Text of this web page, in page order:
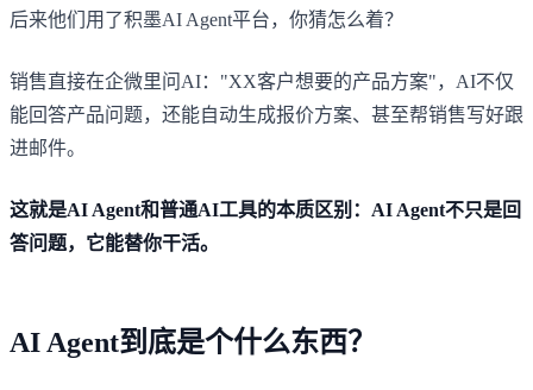
后来他们用了积墨AI Agent平台，你猜怎么着？
销售直接在企微里问AI："XX客户想要的产品方案"，AI不仅
能回答产品问题，还能自动生成报价方案、甚至帮销售写好跟
进邮件。
这就是AI Agent和普通AI工具的本质区别：AI Agent不只是回
答问题，它能替你干活。
AI Agent到底是个什么东西？